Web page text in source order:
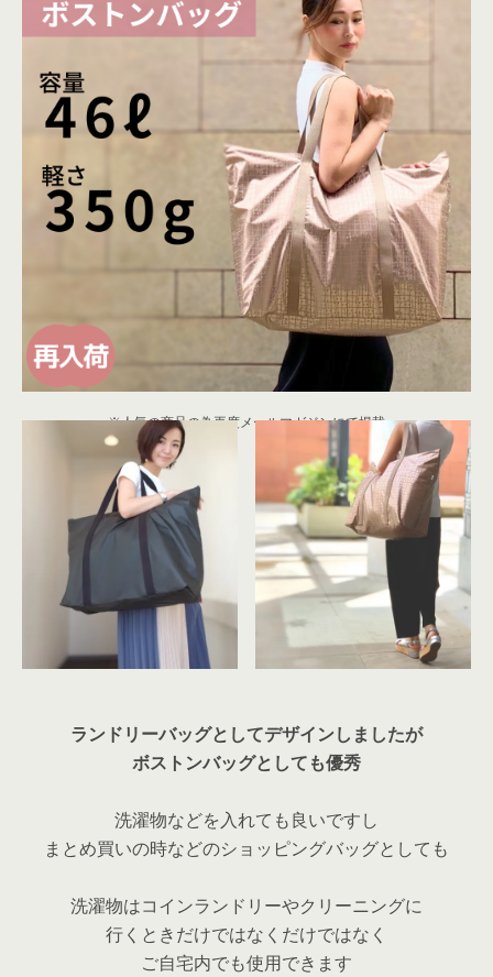
※人気の商品の為再度メールマガジンにて掲載
ランドリーバッグとしてデザインしましたが
ボストンバッグとしても優秀
洗濯物などを入れても良いですし
まとめ買いの時などのショッピングバッグとしても
洗濯物はコインランドリーやクリーニングに
行くときだけではなくだけではなく
ご自宅内でも使用できます